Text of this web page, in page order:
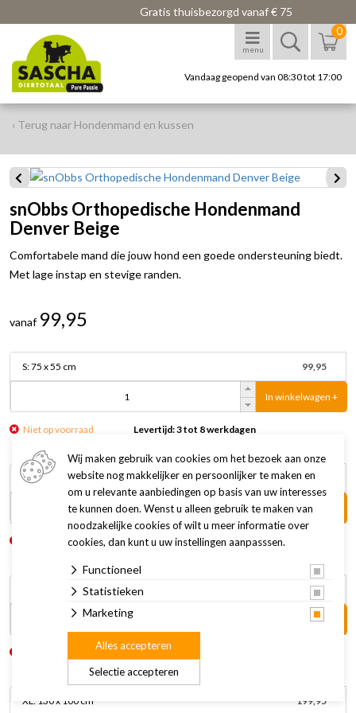
Gratis thuisbezorgd vanaf € 75
menu
0
Vandaag geopend van 08:30 tot 17:00
‹ Terug naar Hondenmand en kussen
snObbs Orthopedische Hondenmand
Denver Beige
Comfortabele mand die jouw hond een goede ondersteuning biedt.
Met lage instap en stevige randen.
vanaf 99,95
S: 75 x 55 cm 99,95
In winkelwagen +
Niet op voorraad Levertijd: 3 tot 8 werkdagen
M: 90 x 70 cm 139,95
In winkelwagen +
Niet op voorraad Levertijd: 3 tot 8 werkdagen
L: 110 x 90 cm 159,95
In winkelwagen +
Levertijd: 3 tot 8 werkdagen
XL: 130 x 100 cm 199,95
Wij maken gebruik van cookies om het bezoek aan onze
website nog makkelijker en persoonlijker te maken en
om u relevante aanbiedingen op basis van uw interesses
te kunnen doen. Wenst u alleen gebruik te maken van
noodzakelijke cookies of wilt u meer informatie over
cookies, dan kunt u uw instellingen aanpasssen.
Functioneel
Statistieken
Marketing
Selectie accepteren
Alles accepteren